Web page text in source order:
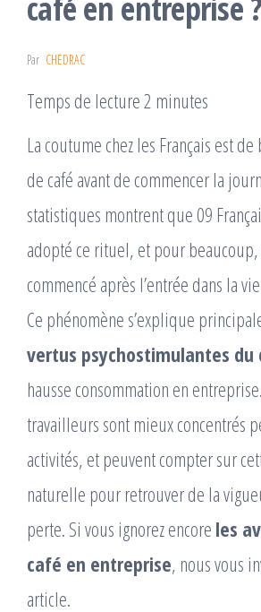
Par CHEDRAC
Temps de lecture 2 minutes
La coutume chez les Français est
de café avant de commencer la
statistiques montrent que 09
adopté ce rituel, et pour
commencé après l’entrée dans la
Ce phénomène s’explique
vertus psychostimulantes du
hausse consommation en
travailleurs sont mieux concentrés
activités, et peuvent compter sur
naturelle pour retrouver de la
perte. Si vous ignorez encore les
café en entreprise, nous vous
article.